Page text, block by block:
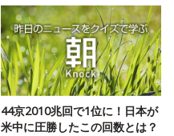
44京2010兆回で1位に！日本が
米中に圧勝したこの回数とは？